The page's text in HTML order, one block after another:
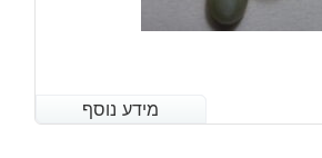
מידע נוסף
מידע נוסף